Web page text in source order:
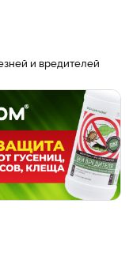
и вредителей